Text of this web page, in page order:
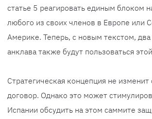
статье 5 реагировать единым блоком
любого из своих членов в Европе или
Америке. Теперь, с новым текстом, два
анклава также будут пользоваться
Стратегическая концепция не
договор. Однако это может
Испании обсудить на этом саммите